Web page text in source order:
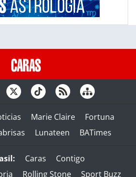
Marie Claire
Fortuna
Lunateen BATimes
Caras
Contigo
Rolling Stone Sport Buzz